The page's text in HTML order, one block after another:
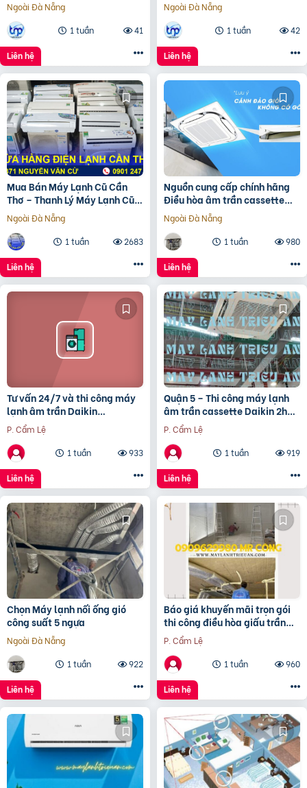
Ngoài Đà Nẵng
1 tuần
41
Liên hệ
Ngoài Đà Nẵng
1 tuần
42
Liên hệ
Mua Bán Máy Lạnh Cũ Cần
Thơ – Thanh Lý Máy Lạnh Cũ
Cần Thơ Giá Rẻ đã cập
Ngoài Đà Nẵng
1 tuần
2683
Liên hệ
Nguồn cung cấp chính hãng
Điều hòa âm trần cassette
DAIKIN FCFC40 giá siêu tốt
tại Thủ Đức
Ngoài Đà Nẵng
1 tuần
980
Liên hệ
Tư vấn 24/7 và thi công máy
lạnh âm trần Daikin
FCNQ42MV1 5 ngựa giá rẻ
P. Cẩm Lệ
1 tuần
933
Liên hệ
Quận 5 – Thi công máy lạnh
âm trần cassette Daikin 2hp
trọn gói chất lượng và hiệu
quả
P. Cẩm Lệ
1 tuần
919
Liên hệ
Chọn Máy lạnh nối ống gió
công suất 5 ngựa
Ngoài Đà Nẵng
1 tuần
922
Liên hệ
Báo giá khuyến mãi trọn gói
thi công điều hòa giấu trần
Daikin FBA inverter
P. Cẩm Lệ
1 tuần
960
Liên hệ